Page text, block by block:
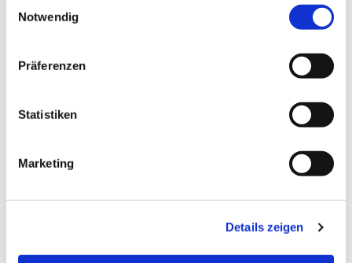
Notwendig
Präferenzen
Statistiken
Marketing
Details zeigen